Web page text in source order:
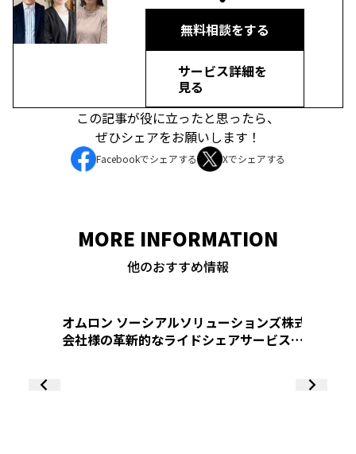
無料相談をする
サービス詳細を
見る
この記事が役に立ったと思ったら、
ぜひシェアをお願いします！
Facebookでシェアする Xでシェアする
MORE INFORMATION
他のおすすめ情報
オムロン ソーシアルソリューションズ株式
会社様の革新的なライドシェアサービス